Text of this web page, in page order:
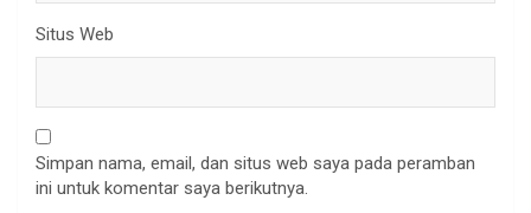
Situs Web
Simpan nama, email, dan situs web saya pada peramban
ini untuk komentar saya berikutnya.